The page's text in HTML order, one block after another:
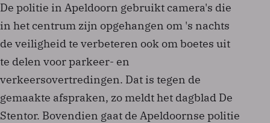
De politie in Apeldoorn gebruikt camera's die
in het centrum zijn opgehangen om 's nachts
de veiligheid te verbeteren ook om boetes uit
te delen voor parkeer- en
verkeersovertredingen. Dat is tegen de
gemaakte afspraken, zo meldt het dagblad De
Stentor. Bovendien gaat de Apeldoornse politie